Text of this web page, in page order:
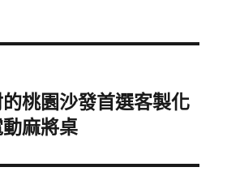
桃園沙發首選客製化
麻將桌